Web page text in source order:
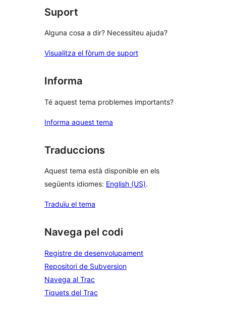
Suport
Alguna cosa a dir? Necessiteu ajuda?
Visualitza el fòrum de suport
Informa
Té aquest tema problemes importants?
Informa aquest tema
Traduccions
Aquest tema està disponible en els
següents idiomes: English (US).
Traduïu el tema
Navega pel codi
Registre de desenvolupament
Repositori de Subversion
Navega al Trac
Tiquets del Trac